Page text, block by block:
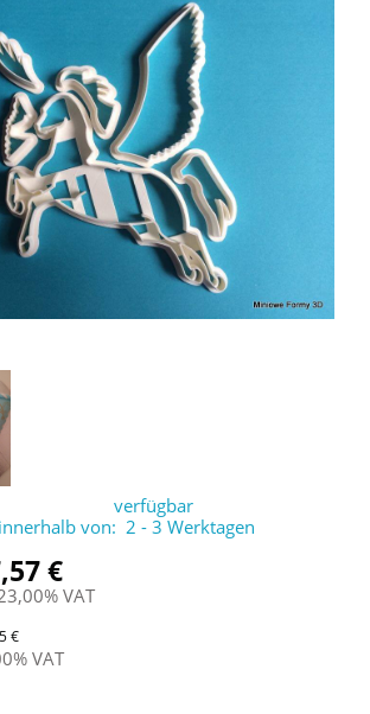
verfügbar
von: 2 - 3 Werktagen
€
VAT
€
VAT